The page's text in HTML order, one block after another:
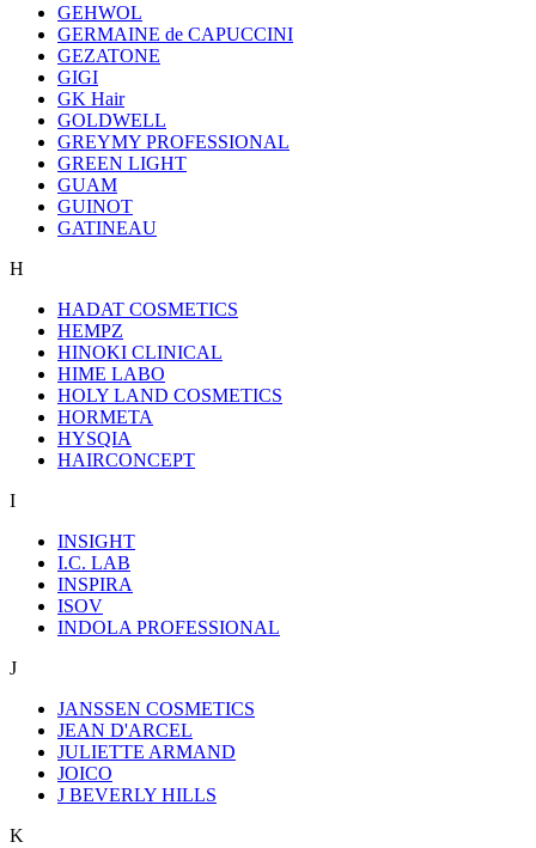
GEHWOL
GERMAINE de CAPUCCINI
GEZATONE
GIGI
GK Hair
GOLDWELL
GREYMY PROFESSIONAL
GREEN LIGHT
GUAM
GUINOT
GATINEAU
H
HADAT COSMETICS
HEMPZ
HINOKI CLINICAL
HIME LABO
HOLY LAND COSMETICS
HORMETA
HYSQIA
HAIRCONCEPT
I
INSIGHT
I.C. LAB
INSPIRA
ISOV
INDOLA PROFESSIONAL
J
JANSSEN COSMETICS
JEAN D'ARCEL
JULIETTE ARMAND
JOICO
J BEVERLY HILLS
K